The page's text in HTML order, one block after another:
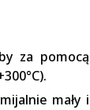
za pomocą
mały i